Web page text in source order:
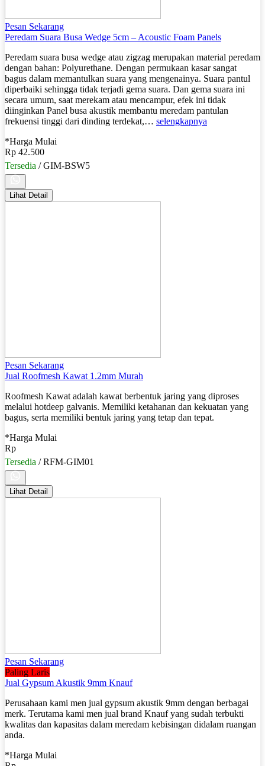
Pesan Sekarang
Peredam Suara Busa Wedge 5cm – Acoustic Foam Panels
Peredam suara busa wedge atau zigzag merupakan material peredam
dengan bahan: Polyurethane. Dengan permukaan kasar sangat
bagus dalam memantulkan suara yang mengenainya. Suara pantul
diperbaiki sehingga tidak terjadi gema suara. Dan gema suara ini
secara umum, saat merekam atau mencampur, efek ini tidak
diinginkan Panel busa akustik membantu meredam pantulan
frekuensi tinggi dari dinding terdekat,… selengkapnya
*Harga Mulai
Rp 42.500
Tersedia / GIM-BSW5
Lihat Detail
Pesan Sekarang
Jual Roofmesh Kawat 1.2mm Murah
Roofmesh Kawat adalah kawat berbentuk jaring yang diproses
melalui hotdeep galvanis. Memiliki ketahanan dan kekuatan yang
bagus, serta memiliki bentuk jaring yang tetap dan tepat.
*Harga Mulai
Rp
Tersedia / RFM-GIM01
Lihat Detail
Pesan Sekarang
Paling Laris
Jual Gypsum Akustik 9mm Knauf
Perusahaan kami men jual gypsum akustik 9mm dengan berbagai
merk. Terutama kami men jual brand Knauf yang sudah terbukti
kwalitas dan kapasitas dalam meredam kebisingan didalam ruangan
anda.
*Harga Mulai